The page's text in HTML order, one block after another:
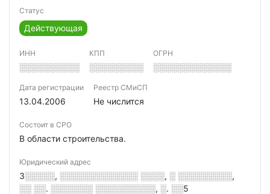
Статус
Действующая
ИНН
░░░░░░░░░░
КПП
░░░░░░░░░
ОГРН
░░░░░░░░░░░░░
Дата регистрации
13.04.2006
Реестр СМиСП
Не числится
Состоит в СРО
В области строительства.
Юридический адрес
3░░░░░, ░░░░░░░░░░░░░ ░░░░, ░ ░░░░░░░░░,
░░ ░░. ░░░░░░░ ░░░░░░░░░░, ░. ░░5